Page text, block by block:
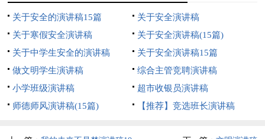
关于安全的演讲稿15篇
关于安全演讲稿
关于寒假安全演讲稿
关于安全演讲稿(15篇)
关于中学生安全的演讲稿
关于安全演讲稿15篇
做文明学生演讲稿
综合主管竞聘演讲稿
小学班级演讲稿
超市收银员演讲稿
师德师风演讲稿(15篇)
【推荐】竞选班长演讲稿